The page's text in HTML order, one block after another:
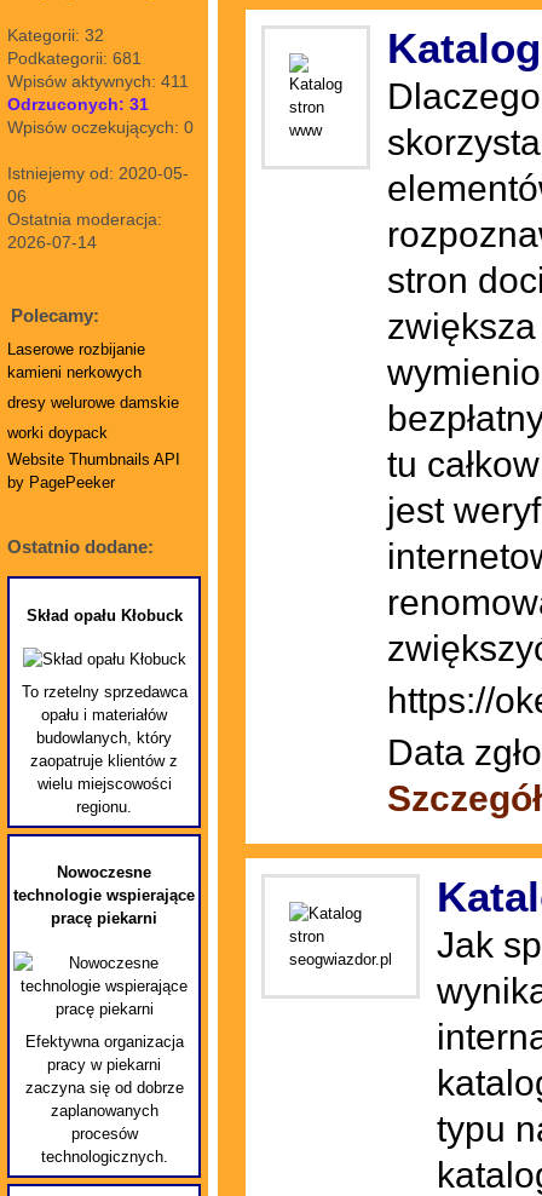
Kategorii: 32
Podkategorii: 681
Wpisów aktywnych: 411
Odrzuconych: 31
Wpisów oczekujących: 0
Istniejemy od: 2020-05-
06
Ostatnia moderacja:
2026-07-14
Polecamy:
Laserowe rozbijanie
kamieni nerkowych
dresy welurowe damskie
worki doypack
Website Thumbnails API
by PagePeeker
Ostatnio dodane:
Skład opału Kłobuck
To rzetelny sprzedawca
opału i materiałów
budowlanych, który
zaopatruje klientów z
wielu miejscowości
regionu.
Nowoczesne
technologie wspierające
pracę piekarni
Efektywna organizacja
pracy w piekarni
zaczyna się od dobrze
zaplanowanych
procesów
technologicznych.
stron
tu
jest
https://
Data
Jak
typu